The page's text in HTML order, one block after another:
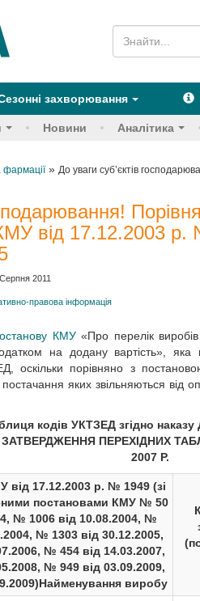
захворювання
Новини Аналітика
» До уваги суб’єктів
від 17.12.2003
2011
правова інформація
КМУ«Про перелік
на додану вартість»,
оскільки порівняно з
яких звільняються від
кодів УКТЗЕД згідно
ЗАТВЕРДЖЕННЯ ПЕРЕХІДНИХ
2007 Р.
від 17.12.2003 р. № 1949 (зі
постановами КМУ № 50
№ 1006 від 10.08.2004, №
№ 1303 від 30.12.2005,
№ 454 від 14.03.2007,
№ 949 від 03.09.2009,
Найменування виробу